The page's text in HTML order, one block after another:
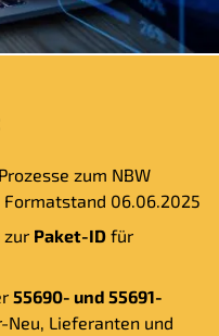
zum NBW
06.06.2025
zur Paket-ID für
55690- und 55691-
Lieferanten und